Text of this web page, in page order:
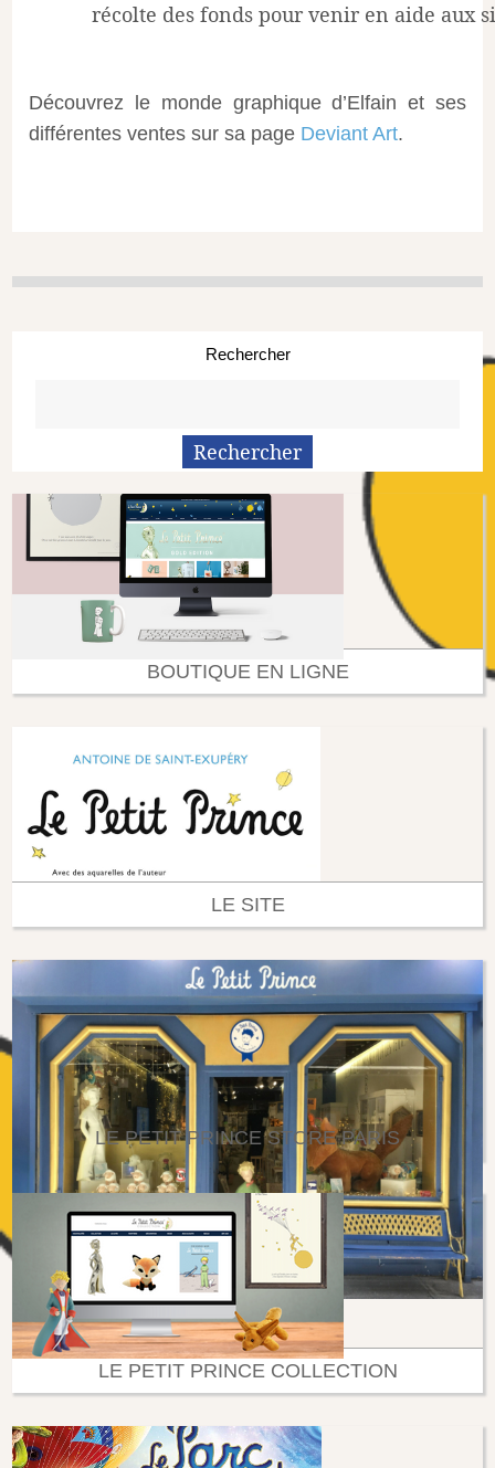
récolte des fonds pour venir en aide aux
Découvrez le monde graphique d’Elfain et ses
différentes ventes sur sa page Deviant Art.
Rechercher
BOUTIQUE EN LIGNE
LE SITE
LE PETIT PRINCE STORE PARIS
LE PETIT PRINCE COLLECTION